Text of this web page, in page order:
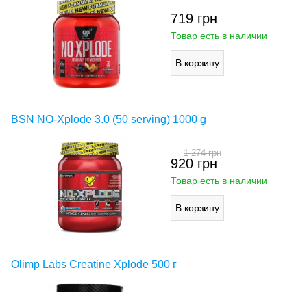
719 грн
Товар есть в наличии
BSN NO-Xplode 3.0 (50 serving) 1000 g
920 грн
1 274грн
Товар есть в наличии
Olimp Labs Creatine Xplode 500 г